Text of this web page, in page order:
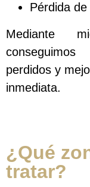
Pérdida
Mediante
perdidos y
inmediata.
¿Qué
tratar?